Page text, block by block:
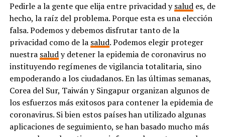
Pedirle a la gente que elija entre privacidad ysaludes, de
hecho, la raíz del problema. Porque esta es una elección
falsa. Podemos y debemos disfrutar tanto de la
privacidad como de la salud. Podemos elegir proteger
nuestra saludy detener la epidemia de coronavirus no
instituyendo regímenes de vigilancia totalitaria, sino
empoderando a los ciudadanos. En las últimas semanas,
Corea del Sur, Taiwán y Singapur organizan algunos de
los esfuerzos más exitosos para contener la epidemia de
coronavirus. Si bien estos países han utilizado algunas
aplicaciones de seguimiento, se han basado mucho más